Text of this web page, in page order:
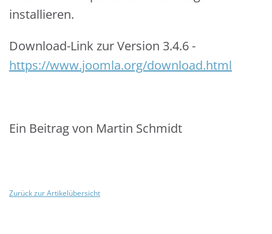
installieren.
Download-Link zur Version 3.4.6 -
https://www.joomla.org/download.html
Ein Beitrag von Martin Schmidt
Zurück zur Artikelübersicht